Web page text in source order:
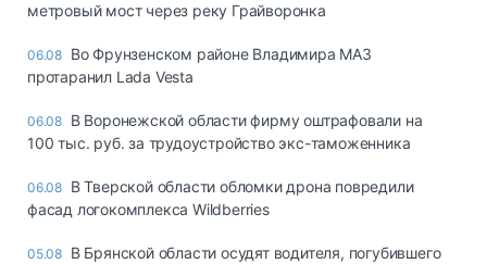
метровый мост через реку Грайворонка
06.08 Во Фрунзенском районе Владимира МАЗ
протаранил Lada Vesta
06.08 В Воронежской области фирму оштрафовали на
100 тыс. руб. за трудоустройство экс-таможенника
06.08 В Тверской области обломки дрона повредили
фасад логокомплекса Wildberries
05.08 В Брянской области осудят водителя, погубившего